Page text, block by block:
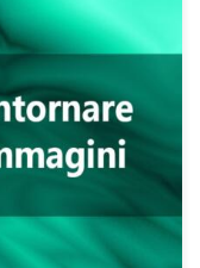
il software
fare o da dove
come rimuovere
con
con i software